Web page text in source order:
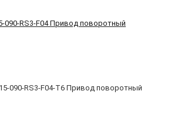
090-RS3-F04 Привод поворотный